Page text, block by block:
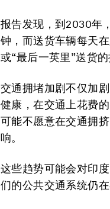
报告发现，到2030年
钟，而送货车辆每天
或“最后一英里”送货
交通拥堵加剧不仅加
健康，在交通上花费
可能不愿意在交通拥
响。
这些趋势可能会对印
们的公共交通系统仍在